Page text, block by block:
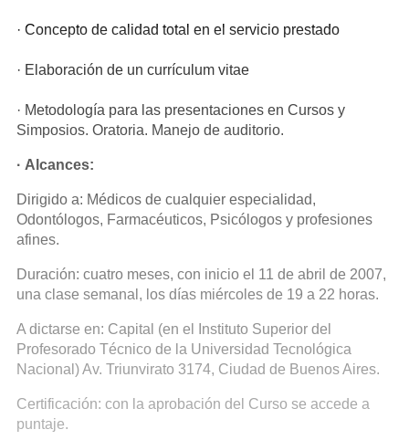
· Concepto de calidad total en el servicio prestado
· Elaboración de un currículum vitae
· Metodología para las presentaciones en Cursos y
Simposios. Oratoria. Manejo de auditorio.
· Alcances:
Dirigido a: Médicos de cualquier especialidad,
Odontólogos, Farmacéuticos, Psicólogos y profesiones
afines.
Duración: cuatro meses, con inicio el 11 de abril de 2007,
una clase semanal, los días miércoles de 19 a 22 horas.
A dictarse en: Capital (en el Instituto Superior del
Profesorado Técnico de la Universidad Tecnológica
Nacional) Av. Triunvirato 3174, Ciudad de Buenos Aires.
Certificación: con la aprobación del Curso se accede a
puntaje.